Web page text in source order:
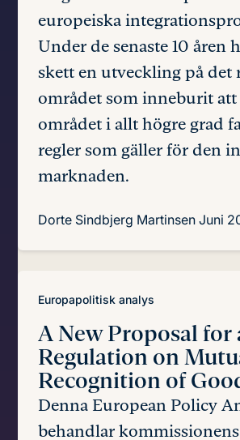
europeiska
Under de senaste 10 åren
skett en utveckling på det
området som inneburit
området i allt högre grad
regler som gäller för den
marknaden.
Dorte Sindbjerg Martinsen Juni
Europapolitisk analys
A New Proposal for
Regulation on
Recognition of
Denna European Policy
behandlar